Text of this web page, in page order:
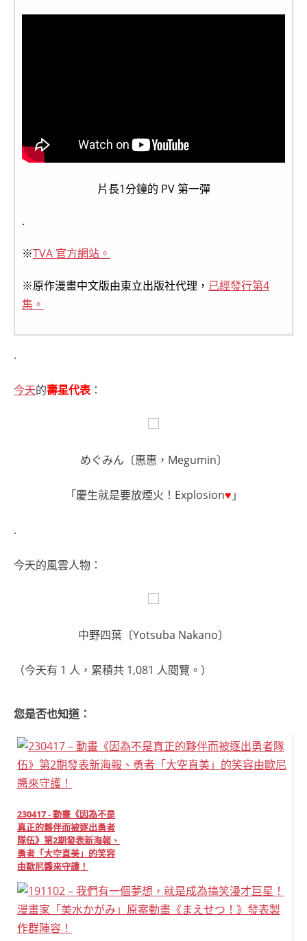
片長1分鐘的 PV 第一彈
.
※TVA 官方網站。
※原作漫畫中文版由東立出版社代理， 已經發行第4
集。
.
今天的壽星代表：
めぐみん〔惠惠，Megumin〕
「慶生就是要放煙火！Explosion♥ 」
.
今天的風雲人物：
中野四葉〔Yotsuba Nakano〕
（今天有 1 人，累積共 1,081 人閱覽。）
您是否也知道：
230417 - 動畫《因為不是
真正的夥伴而被逐出勇者
隊伍》第2期發表新海報、
勇者「大空直美」的笑容
由歐尼醬來守護！